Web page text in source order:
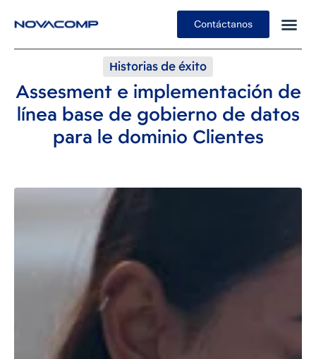
Contáctanos
Historias de éxito
Assesment e implementación de
línea base de gobierno de datos
para le dominio Clientes